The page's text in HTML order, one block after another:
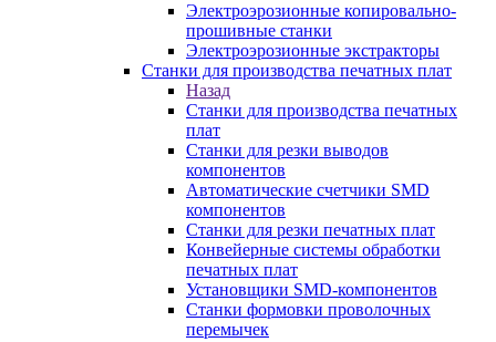
Электроэрозионные копировально-
прошивные станки
Электроэрозионные экстракторы
Станки для производства печатных плат
Назад
Станки для производства печатных
плат
Станки для резки выводов
компонентов
Автоматические счетчики SMD
компонентов
Станки для резки печатных плат
Конвейерные системы обработки
печатных плат
Установщики SMD-компонентов
Станки формовки проволочных
перемычек